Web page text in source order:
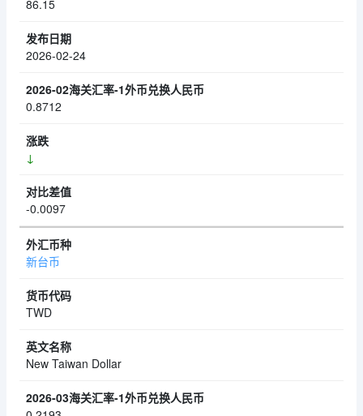
86.15
2026-02-24
0.8712
↓
-0.0097
新台币
TWD
New Taiwan Dollar